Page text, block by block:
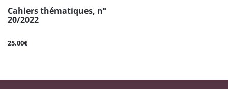
Cahiers thématiques, n°
20/2022
25.00€